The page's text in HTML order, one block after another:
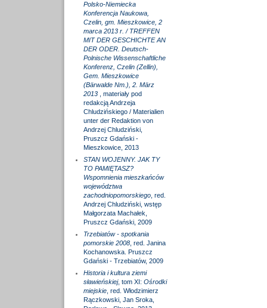
Polsko-Niemiecka
Konferencja Naukowa,
Czelin, gm. Mieszkowice, 2
marca 2013 r. / TREFFEN
MIT DER GESCHICHTE AN
DER ODER. Deutsch-
Polnische Wissenschaftliche
Konferenz, Czelin (Zellin),
Gem. Mieszkowice
(Bärwalde Nm.), 2. März
2013
, materiały pod
redakcją Andrzeja
Chludzińskiego / Materialien
unter der Redaktion von
Andrzej Chludziński,
Pruszcz Gdański -
Mieszkowice, 2013
STAN WOJENNY. JAK TY
TO PAMIĘTASZ?
Wspomnienia mieszkańców
województwa
zachodniopomorskiego, red.
Andrzej Chludziński, wstęp
Małgorzata Machałek,
Pruszcz Gdański, 2009
Trzebiatów - spotkania
pomorskie 2008, red. Janina
Kochanowska. Pruszcz
Gdański - Trzebiatów, 2009
Historia i kultura ziemi
sławieńskiej, tom XI: Ośrodki
miejskie, red. Włodzimierz
Rączkowski, Jan Sroka,